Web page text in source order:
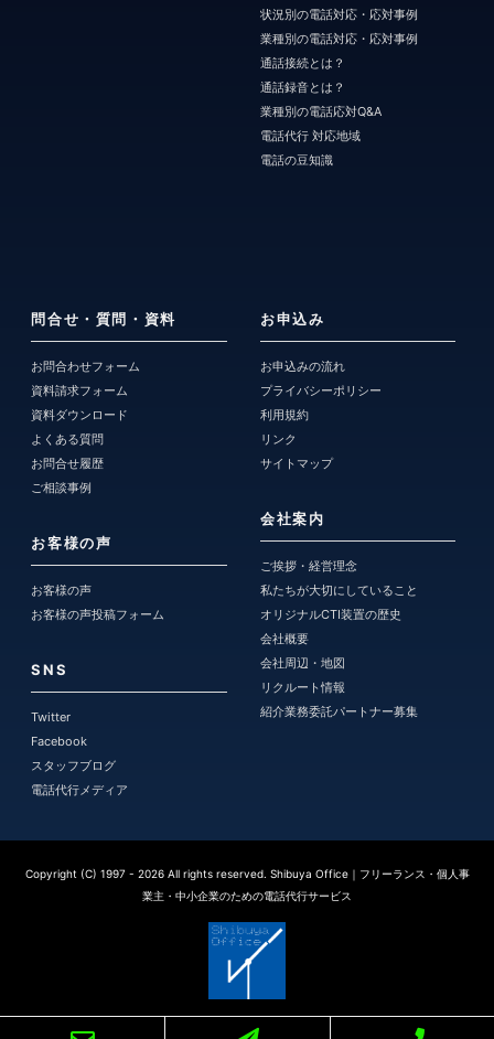
状況別の電話対応・応対事例
業種別の電話対応・応対事例
通話接続とは？
通話録音とは？
業種別の電話応対Q&A
電話代行 対応地域
電話の豆知識
問合せ・質問・資料
お問合わせフォーム
資料請求フォーム
資料ダウンロード
よくある質問
お問合せ履歴
ご相談事例
お客様の声
お客様の声
お客様の声投稿フォーム
SNS
Twitter
Facebook
スタッフブログ
電話代行メディア
お申込み
お申込みの流れ
プライバシーポリシー
利用規約
リンク
サイトマップ
会社案内
ご挨拶・経営理念
私たちが大切にしていること
オリジナルCTI装置の歴史
会社概要
会社周辺・地図
リクルート情報
紹介業務委託パートナー募集
Copyright (C) 1997- 2026All rights reserved. Shibuya Office｜フリーランス・個人事
業主・中小企業のための電話代行サービス